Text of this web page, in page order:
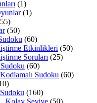
(1)
(1)
(50)
(60)
Etkinlikleri (50)
Soruları (25)
(60)
Sudoku (60)
(160)